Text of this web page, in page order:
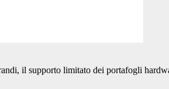
il supporto limitato dei portafogli